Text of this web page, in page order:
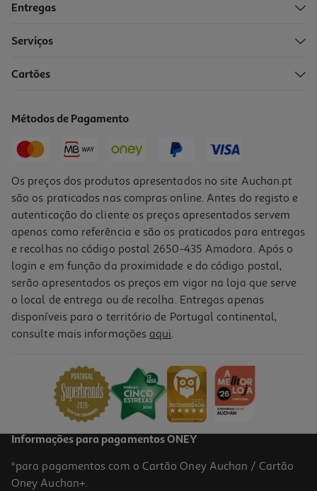
-11%
Price reduced from
1,75 €to
Promoção
Salgadinhos Vale Do Prata Sabor Pimenta 120 G
Entregas
Serviços
Cartões
Métodos de Pagamento
Os preços dos produtos apresentados no site Auchan.pt
são os praticados nas compras online. Antes do registo e
autenticação do cliente os preços apresentados servem
apenas como referência e são os praticados para entregas
e recolhas no código postal 2650-435 Amadora. Após o
login e em função da proximidade e do código postal,
serão apresentados os preços em vigor na loja que serve
o local de entrega ou de recolha. Entregas apenas
disponíveis para o território de Portugal continental,
consulte mais informações aqui.
Informações para pagamentos ONEY
*para pagamentos com o Cartão Oney Auchan / Cartão
Oney Auchan+.